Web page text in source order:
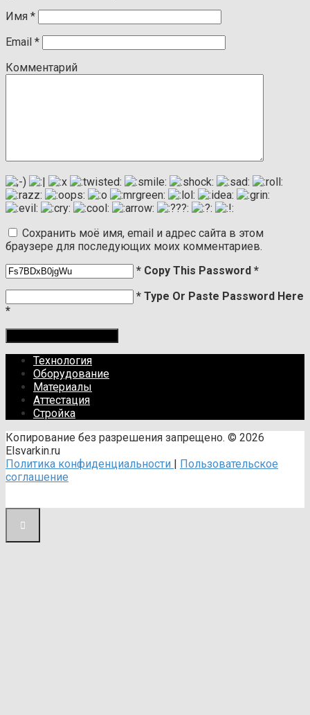
Имя *
Email *
Комментарий
Сохранить моё имя, email и адрес сайта в этом
браузере для последующих моих комментариев.
* Copy This Password *
* Type Or Paste Password Here
*
Технология
Оборудование
Материалы
Аттестация
Стройка
Копирование без разрешения запрещено. © 2026
Elsvarkin.ru
Политика конфиденциальности
Пользовательское
соглашение